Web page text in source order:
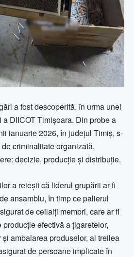
a fost descoperită, în urma unei
DIICOT Timișoara. Din probe a
ianuarie 2026, în județul Timiș, s-
criminalitate organizată,
decizie, producție și distribuție.
a reieșit că liderul grupării ar fi
ansamblu, în timp ce palierul
de ceilalți membri, care ar fi
efectivă a țigaretelor,
ambalarea produselor, al treilea
de persoane implicate în